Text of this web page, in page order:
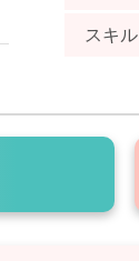
スキル